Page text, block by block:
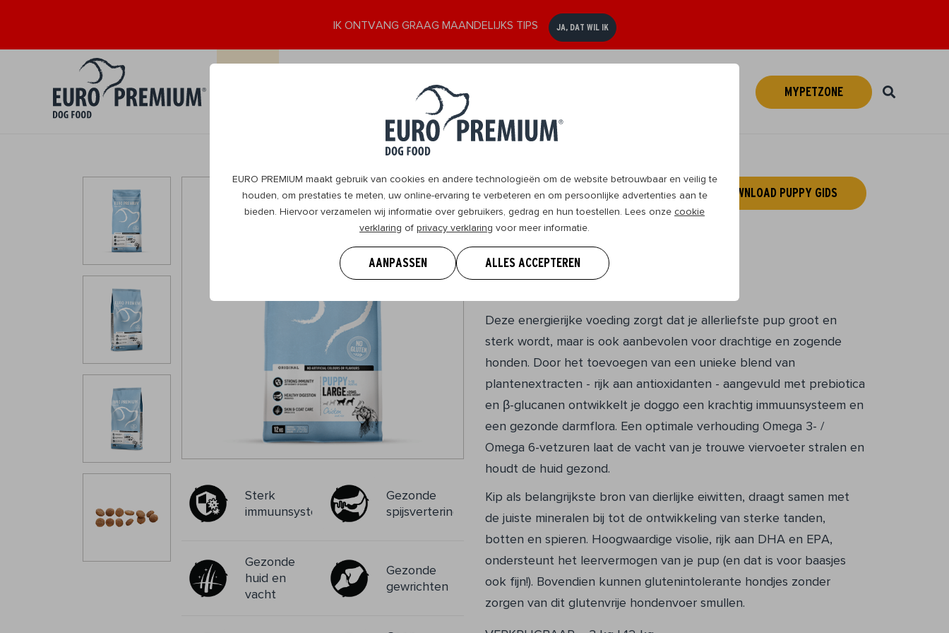
EURO PREMIUM maakt gebruik van cookies en andere technologieën om de website betrouwbaar en veilig te
houden, om prestaties te meten, uw online-ervaring te verbeteren en om persoonlijke advertenties aan te
bieden. Hiervoor verzamelen wij informatie over gebruikers, gedrag en hun toestellen. Lees onze cookie
verklaring of privacy verklaring voor meer informatie.
AANPASSEN ALLES ACCEPTEREN
IK ONTVANG GRAAG MAANDELIJKS TIPS JA, DAT WIL IK
DogBlog MYPETZONE
Sterk
immuunsysteem
Gezonde
spijsvertering
Gezonde
huid en
vacht
Gezonde
gewrichten
DOWNLOAD PUPPY GIDS
original
Large Puppy
Chicken & Rice
Deze energierijke voeding zorgt dat je allerliefste pup groot en
sterk wordt, maar is ook aanbevolen voor drachtige en zogende
honden. Door het toevoegen van een unieke blend van
plantenextracten - rijk aan antioxidanten - aangevuld met prebiotica
en β-glucanen ontwikkelt je doggo een krachtig immuunsysteem en
een gezonde darmflora. Een optimale verhouding Omega 3- /
Omega 6-vetzuren laat de vacht van je trouwe viervoeter stralen en
houdt de huid gezond.
Kip als belangrijkste bron van dierlijke eiwitten, draagt samen met
de juiste mineralen bij tot de ontwikkeling van sterke tanden,
botten en spieren. Hoogwaardige visolie, rijk aan DHA en EPA,
ondersteunt het leervermogen van je pup (en dat is voor baasjes
ook fijn!). Bovendien kunnen glutenintolerante hondjes zonder
zorgen van dit glutenvrije hondenvoer smullen.